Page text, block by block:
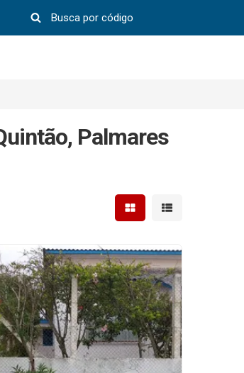
Palmares
Mostrar resultados em
Mostrar